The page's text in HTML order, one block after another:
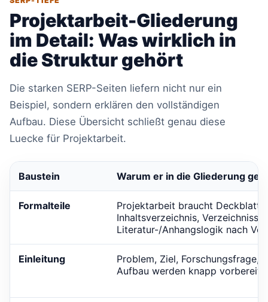
Projektarbeit-Gliederung
im Detail: Was wirklich in
die Struktur gehört
Die starken SERP-Seiten liefern nicht nur ein
Beispiel, sondern erklären den vollständigen
Aufbau. Diese Übersicht schließt genau diese
Luecke für Projektarbeit.
Baustein Warum er in die Gliederung
Formalteile
Projektarbeit braucht Deckblatt,
Inhaltsverzeichnis, Verzeichnisse
Literatur-/Anhangslogik nach
Einleitung
Problem, Ziel, Forschungsfrage,
Aufbau werden knapp